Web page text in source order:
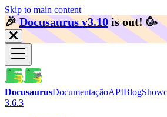
Skip to main content
🎉️Docusaurus v3.10 is out! 🥳️
DocusaurusDocumentaçãoAPIBlog
3.6.3